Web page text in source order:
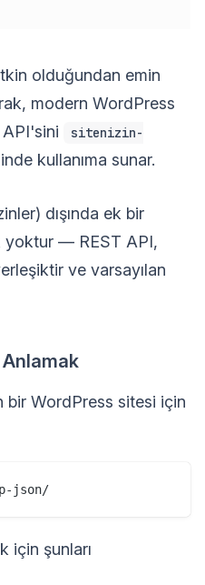
olduğundan emin
modern WordPress
API'sini
sitenizin-
kullanıma sunar.
dışında ek bir
yoktur — REST API,
ve varsayılan
Anlamak
bir WordPress sitesi için
için şunları